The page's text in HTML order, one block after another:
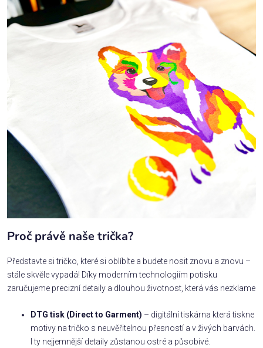
Proč právě naše trička?
Představte si tričko, které si oblíbíte a budete nosit znovu a znovu –
stále skvěle vypadá! Díky moderním technologiím potisku
zaručujeme precizní detaily a dlouhou životnost, která vás nezklame
DTG tisk (Direct to Garment) – digitální tiskárna která tiskne
motivy na tričko s neuvěřitelnou přesností a v živých barvách.
I ty nejjemnější detaily zůstanou ostré a působivé.